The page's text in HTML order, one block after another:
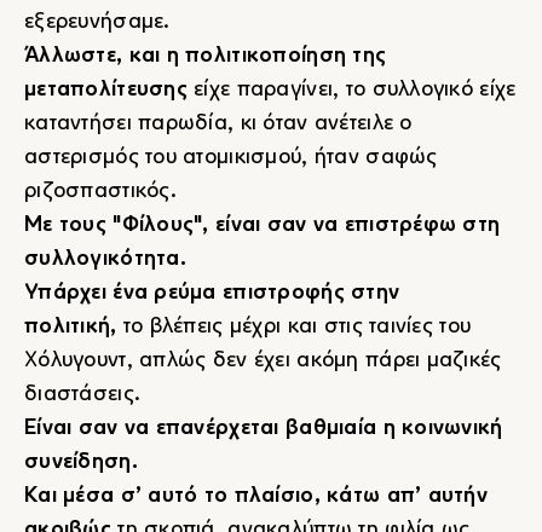
εξερευνήσαμε.
Άλλωστε, και η πολιτικοποίηση της
μεταπολίτευσης είχε παραγίνει, το συλλογικό είχε
καταντήσει παρωδία, κι όταν ανέτειλε ο
αστερισμός του ατομικισμού, ήταν σαφώς
ριζοσπαστικός.
Με τους "Φίλους", είναι σαν να επιστρέφω στη
συλλογικότητα.
Υπάρχει ένα ρεύμα επιστροφής στην
πολιτική, το βλέπεις μέχρι και στις ταινίες του
Χόλυγουντ, απλώς δεν έχει ακόμη πάρει μαζικές
διαστάσεις.
Είναι σαν να επανέρχεται βαθμιαία η κοινωνική
συνείδηση.
Και μέσα σ’ αυτό το πλαίσιο, κάτω απ’ αυτήν